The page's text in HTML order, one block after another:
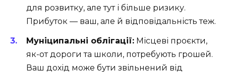
для розвитку, але тут і більше ризику.
Прибуток — ваш, але й відповідальність теж.
Муніципальні облігації: Місцеві проєкти,
як-от дороги та школи, потребують грошей.
Ваш дохід може бути звільнений від